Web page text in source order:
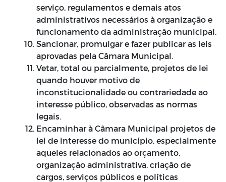
serviço, regulamentos e demais atos
administrativos necessários à organização e
funcionamento da administração municipal.
Sancionar, promulgar e fazer publicar as leis
aprovadas pela Câmara Municipal.
Vetar, total ou parcialmente, projetos de lei
quando houver motivo de
inconstitucionalidade ou contrariedade ao
interesse público, observadas as normas
legais.
Encaminhar à Câmara Municipal projetos de
lei de interesse do município, especialmente
aqueles relacionados ao orçamento,
organização administrativa, criação de
cargos, serviços públicos e políticas